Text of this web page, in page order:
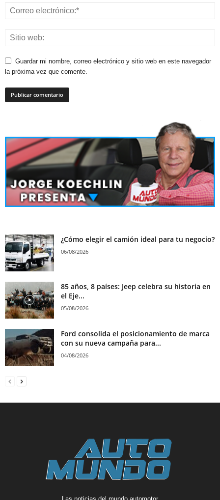
Guardar mi nombre, correo electrónico y sitio web en este navegador
la próxima vez que comente.
¿Cómo elegir el camión ideal para tu negocio?
06/08/2026
85 años, 8 países: Jeep celebra su historia en
el Eje...
05/08/2026
Ford consolida el posicionamiento de marca
con su nueva campaña para...
04/08/2026